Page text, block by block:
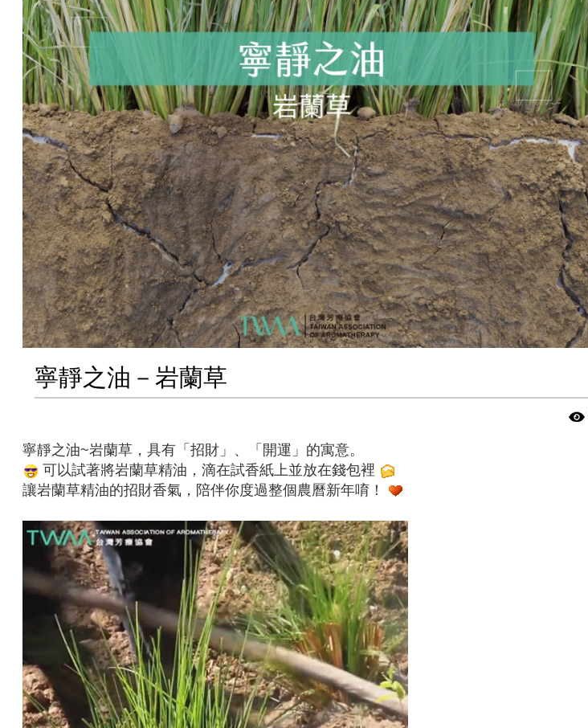
寧靜之油－岩蘭草
寧靜之油~岩蘭草，具有「招財」、「開運」的寓意。
可以試著將岩蘭草精油，滴在試香紙上並放在錢包裡
讓岩蘭草精油的招財香氣，陪伴你度過整個農曆新年唷！